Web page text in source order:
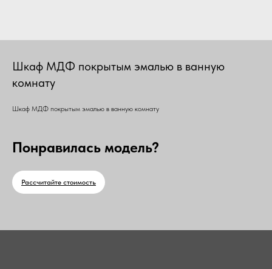
Шкаф МДФ покрытым эмалью в ванную
комнату
Шкаф МДФ покрытым эмалью в ванную комнату
Понравилась модель?
Рассчитайте стоимость